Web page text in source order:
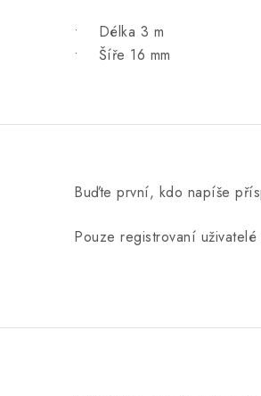
• Délka 3 m
• Šíře 16 mm
Buďte první, kdo napíše
Pouze registrovaní